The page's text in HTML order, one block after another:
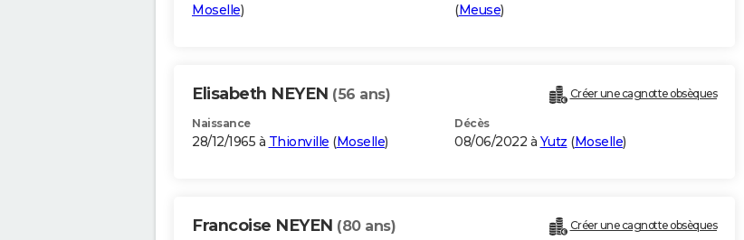
Moselle)
(Meuse)
Elisabeth NEYEN (56 ans) Créer une cagnotte obsèques
Naissance
28/12/1965 à Thionville (Moselle)
Décès
08/06/2022 à Yutz (Moselle)
Francoise NEYEN (80 ans) Créer une cagnotte obsèques